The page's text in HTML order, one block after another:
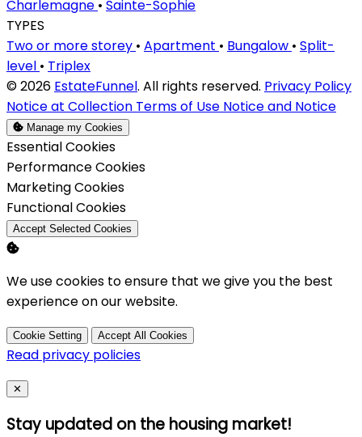
Charlemagne • Sainte-Sophie
TYPES
Two or more storey • Apartment • Bungalow • Split-
level • Triplex
© 2026 EstateFunnel. All rights reserved. Privacy Policy
Notice at Collection Terms of Use Notice and Notice
Manage my Cookies
Enable
Essential Cookies
Enable
Performance Cookies
Enable
Marketing Cookies
Enable
Functional Cookies
Accept Selected Cookies
We use cookies to ensure that we give you the best
experience on our website.
Cookie Setting Accept All Cookies
Read privacy policies
Close
✕
Stay updated on the housing market!